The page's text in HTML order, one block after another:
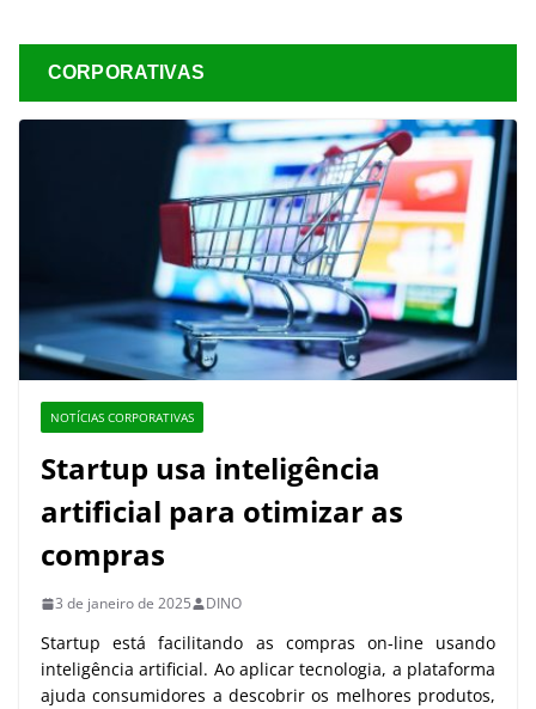
CORPORATIVAS
NOTÍCIAS CORPORATIVAS
Startup usa inteligência
artificial para otimizar as
compras
3 de janeiro de 2025 DINO
Startup está facilitando as compras on-line usando
inteligência artificial. Ao aplicar tecnologia, a plataforma
ajuda consumidores a descobrir os melhores produtos,